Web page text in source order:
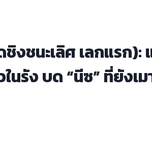
งชนะเลิศ เลกแรก
นรัง บด “นีซ” ที่ยังเ